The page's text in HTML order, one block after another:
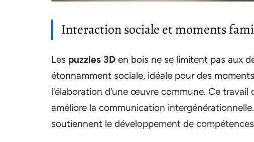
Interaction sociale et moments
Les puzzles 3D en bois ne se limitent pas aux
étonnamment sociale, idéale pour des
l’élaboration d’une œuvre commune. Ce
améliore la communication
soutiennent le développement de